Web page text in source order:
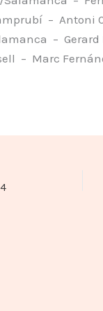
– Antoni
– Gerard
– Marc